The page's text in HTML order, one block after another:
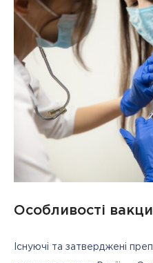
Особливості
Існуючі та затверджені